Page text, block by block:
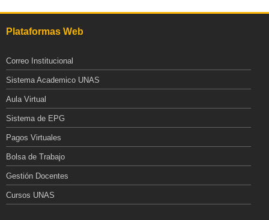
Plataformas Web
Correo Institucional
Sistema Academico UNAS
Aula Virtual
Sistema de EPG
Pagos Virtuales
Bolsa de Trabajo
Gestión Docentes
Cursos UNAS